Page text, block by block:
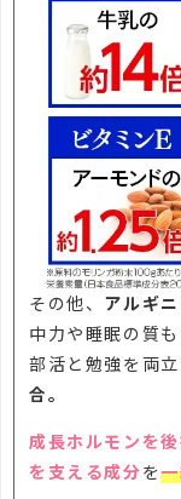
その他、 アルギ
中力や睡眠の質
部活と勉強を両
合。
成長ホルモンを
を支える成分を